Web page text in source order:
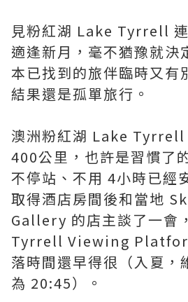
見粉紅湖 Lake Tyrrell
適逢新月，毫不猶豫就決
本已找到的旅伴臨時又有
結果還是孤單旅行。
澳洲粉紅湖 Lake Tyrrell
400公里，也許是習慣了
不停站、不用 4小時已經
取得酒店房間後和當地
Gallery 的店主談了一會
Tyrrell Viewing
落時間還早得很（入夏，
為 20:45）。